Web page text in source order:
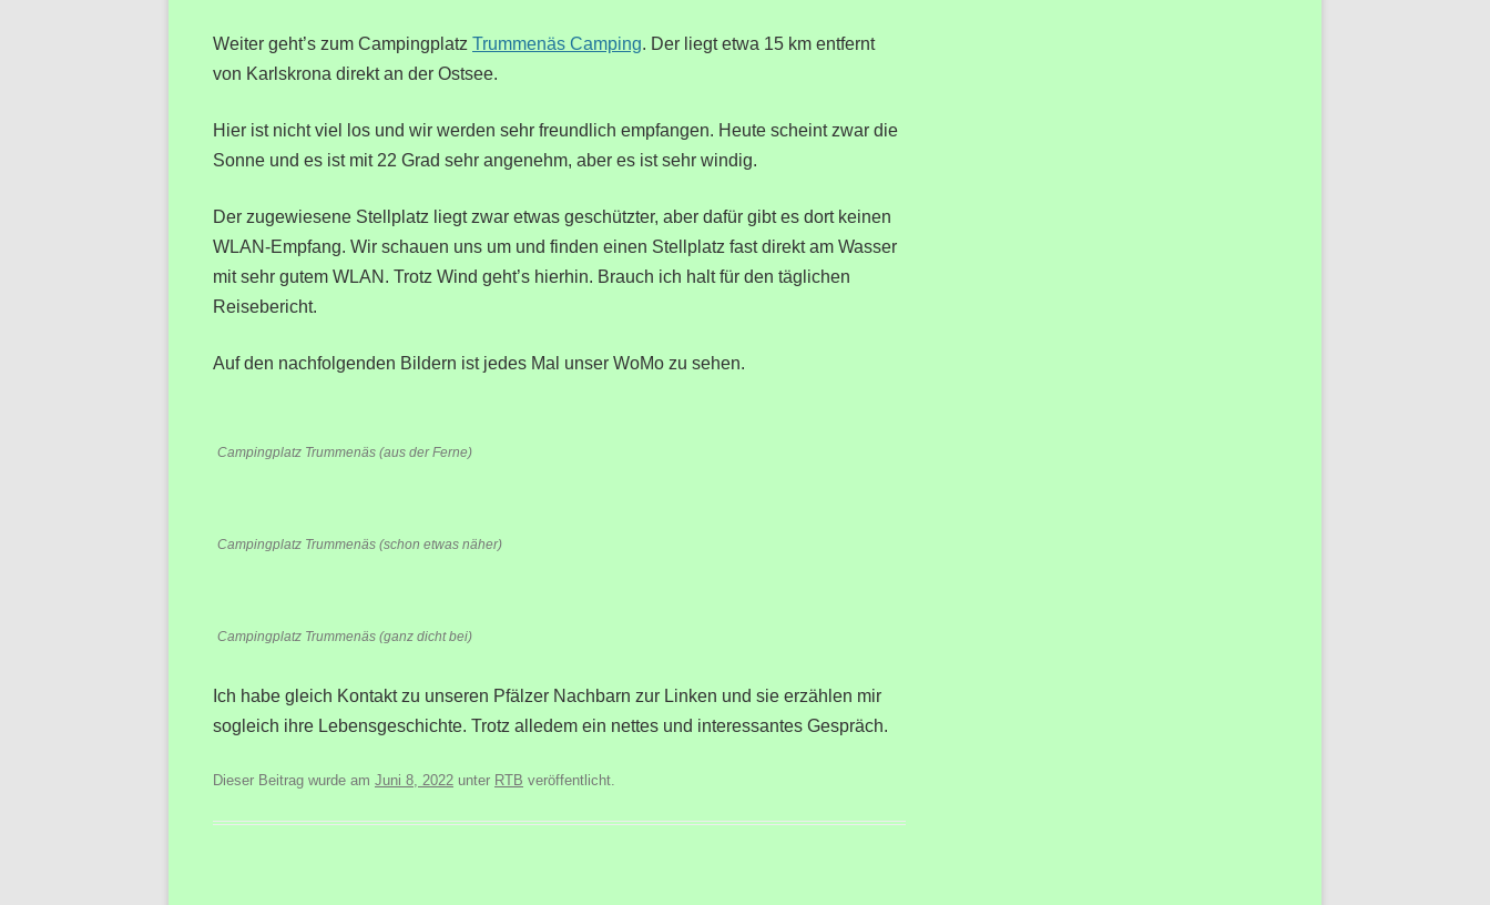
Weiter geht’s zum Campingplatz Trummenäs Camping. Der liegt etwa 15 km entfernt
von Karlskrona direkt an der Ostsee.
Hier ist nicht viel los und wir werden sehr freundlich empfangen. Heute scheint zwar die
Sonne und es ist mit 22 Grad sehr angenehm, aber es ist sehr windig.
Der zugewiesene Stellplatz liegt zwar etwas geschützter, aber dafür gibt es dort keinen
WLAN-Empfang. Wir schauen uns um und finden einen Stellplatz fast direkt am Wasser
mit sehr gutem WLAN. Trotz Wind geht’s hierhin. Brauch ich halt für den täglichen
Reisebericht.
Auf den nachfolgenden Bildern ist jedes Mal unser WoMo zu sehen.
Campingplatz Trummenäs (aus der Ferne)
Campingplatz Trummenäs (schon etwas näher)
Campingplatz Trummenäs (ganz dicht bei)
Ich habe gleich Kontakt zu unseren Pfälzer Nachbarn zur Linken und sie erzählen mir
sogleich ihre Lebensgeschichte. Trotz alledem ein nettes und interessantes Gespräch.
Dieser Beitrag wurde am Juni 8, 2022 unter RTB veröffentlicht.